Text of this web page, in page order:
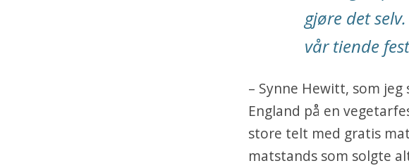
gjøre det
vår tiende
– Synne Hewitt, som
England på en
store telt med gratis
matstands som solgte